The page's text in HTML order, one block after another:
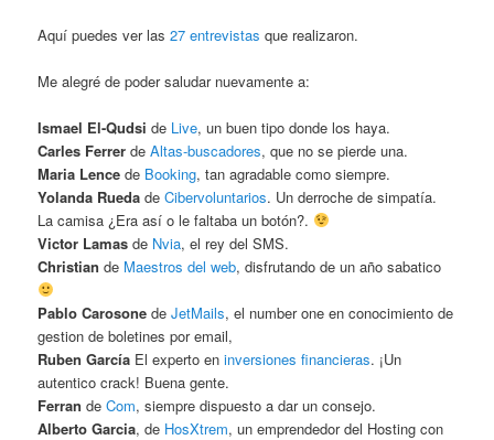
Aquí puedes ver las27 entrevistas que realizaron.
Me alegré de poder saludar nuevamente a:
Ismael El-Qudsi de Live, un buen tipo donde los haya.
Carles FerrerdeAltas-buscadores, que no se pierde una.
Maria Lence de Booking, tan agradable como siempre.
Yolanda Rueda deCibervoluntarios. Un derroche de simpatía.
La camisa ¿Era así o le faltaba un botón?.
Victor Lamas de Nvia, el rey del SMS.
Christiande Maestros del web, disfrutando de un año sabatico
Pablo Carosone deJetMails, el number one en conocimiento de
gestion de boletines por email,
Ruben García El experto eninversiones financieras. ¡Un
autentico crack! Buena gente.
Ferran deCom, siempre dispuesto a dar un consejo.
Alberto Garcia, de HosXtrem, un emprendedor del Hosting con